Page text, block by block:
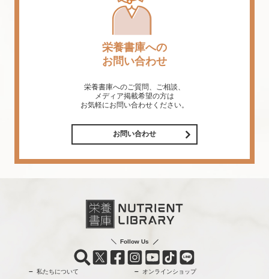
栄養書庫への
お問い合わせ
栄養書庫へのご質問、ご相談、
メディア掲載希望の方は
お気軽にお問い合わせください。
お問い合わせ
Follow Us
私たちについて オンラインショップ